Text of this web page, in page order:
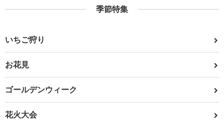
季節特集
いちご狩り
お花見
ゴールデンウィーク
花火大会